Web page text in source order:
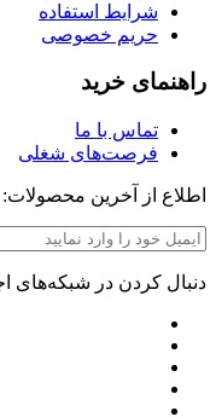
شرایط استفاده
حریم خصوصی
راهنمای خرید
تماس با ما
فرصت‌های شغلی
اطلاع از آخرین محصولات:
دنبال کردن در شبکه‌های